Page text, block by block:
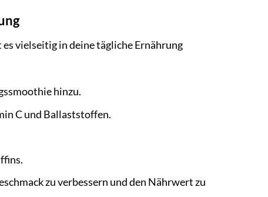
vielseitig in deine tägliche Ernährung
hinzu.
C und Ballaststoffen.
zu verbessern und den Nährwert zu